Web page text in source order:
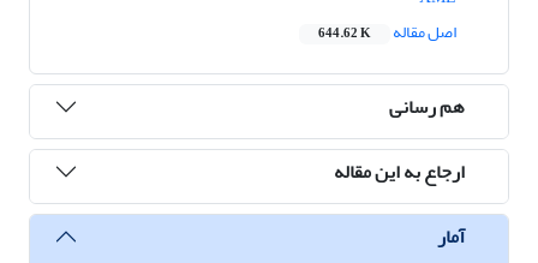
اصل مقاله
644.62 K
هم رسانی
ارجاع به این مقاله
آمار